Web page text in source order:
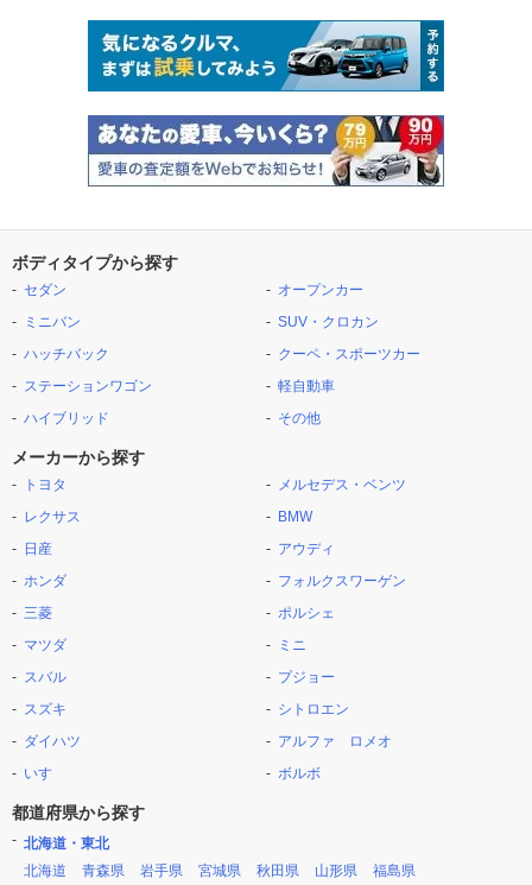
ボディタイプから探す
セダン
ミニバン
ハッチバック
ステーションワゴン
ハイブリッド
オープンカー
SUV・クロカン
クーペ・スポーツカー
軽自動車
その他
メーカーから探す
トヨタ
レクサス
日産
ホンダ
三菱
マツダ
スバル
スズキ
ダイハツ
いすゞ
メルセデス・ベンツ
BMW
アウディ
フォルクスワーゲン
ポルシェ
ミニ
プジョー
シトロエン
アルファ ロメオ
ボルボ
都道府県から探す
北海道・東北
北海道
青森県 岩手県 宮城県 秋田県 山形県 福島県